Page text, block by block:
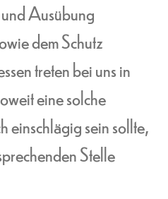
Ausübung
dem Schutz
treten bei uns in
eine solche
einschlägig sein sollte,
Stelle